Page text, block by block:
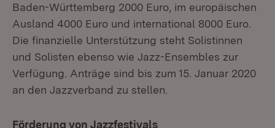
Baden-Württemberg 2000 Euro, im europäischen
Ausland 4000 Euro und international 8000 Euro.
Die finanzielle Unterstützung steht Solistinnen
und Solisten ebenso wie Jazz-Ensembles zur
Verfügung. Anträge sind bis zum 15. Januar 2020
an den Jazzverband zu stellen.
Förderung von Jazzfestivals